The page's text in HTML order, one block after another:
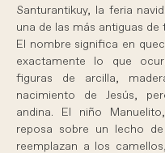
Santurantikuy, la feria
una de las más antiguas de
El nombre significa en
exactamente lo que
figuras de arcilla,
nacimiento de Jesús,
andina. El niño
reposa sobre un lecho
reemplazan a los